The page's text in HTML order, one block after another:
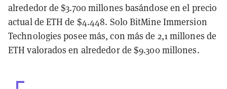
alrededor de $3.700 millones basándose en el precio
actual de ETH de $4.448. Solo BitMine Immersion
Technologies posee más, con más de 2,1 millones de
ETH valorados en alrededor de $9.300 millones.